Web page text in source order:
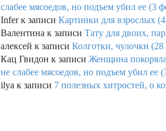
слабее мясоедов, но подъем убил ее (3
Inferк записи Картинки для взрослых
Валентина к записи Тату для двоих,
алексей к записи Колготки, чулочки
Кац Гвидон к записи Женщина
не слабее мясоедов, но подъем убил ее
ilya к записи 7 полезных хитростей, о